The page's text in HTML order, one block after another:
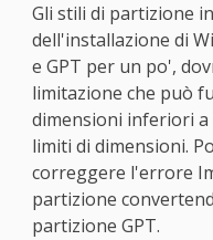
Gli stili di partizione
dell'installazione di
e GPT per un po',
limitazione che può
dimensioni inferiori a
limiti di dimensioni.
correggere l'errore
partizione
partizione GPT.